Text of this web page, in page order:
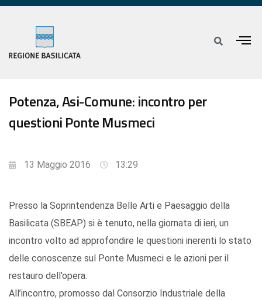
Potenza, Asi-Comune: incontro per
questioni Ponte Musmeci
13 Maggio 2016 13:29
Presso la Soprintendenza Belle Arti e Paesaggio della
Basilicata (SBEAP) si è tenuto, nella giornata di ieri, un
incontro volto ad approfondire le questioni inerenti lo stato
delle conoscenze sul Ponte Musmeci e le azioni per il
restauro dell’opera.
All’incontro, promosso dal Consorzio Industriale della